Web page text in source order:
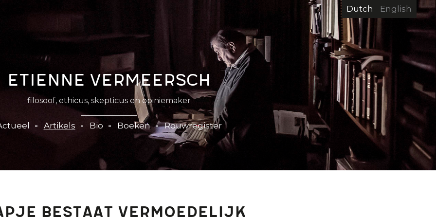
Dutch English
Etienne Vermeersch
filosoof, ethicus, skepticus en opiniemaker
Artikels Bio Boeken Rouwregister